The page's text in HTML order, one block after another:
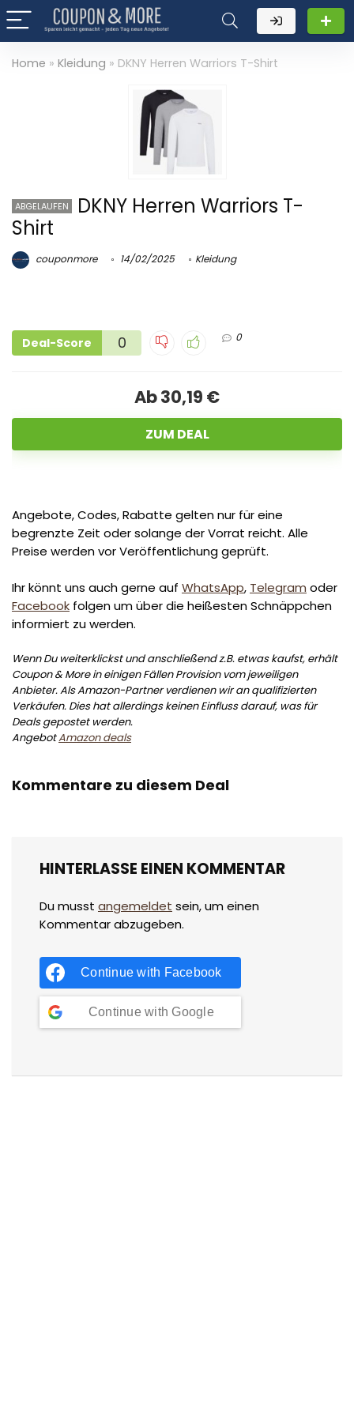
Home » Kleidung » DKNY Herren Warriors T-Shirt
ABGELAUFEN
DKNY Herren Warriors T-
Shirt
couponmore 14/02/2025 Kleidung
Deal-Score 0 0
Ab 30,19 €
ZUM DEAL
Angebote, Codes, Rabatte gelten nur für eine
begrenzte Zeit oder solange der Vorrat reicht. Alle
Preise werden vor Veröffentlichung geprüft.
Ihr könnt uns auch gerne auf WhatsApp, Telegram oder
Facebook folgen um über die heißesten Schnäppchen
informiert zu werden.
Wenn Du weiterklickst und anschließend z.B. etwas kaufst, erhält
Coupon & More in einigen Fällen Provision vom jeweiligen
Anbieter. Als Amazon-Partner verdienen wir an qualifizierten
Verkäufen. Dies hat allerdings keinen Einfluss darauf, was für
Deals gepostet werden.
AngebotAmazon deals
Kommentare zu diesem Deal
HINTERLASSE EINEN KOMMENTAR
Du musst angemeldet sein, um einen
Kommentar abzugeben.
Continue with Facebook
Continue with Google